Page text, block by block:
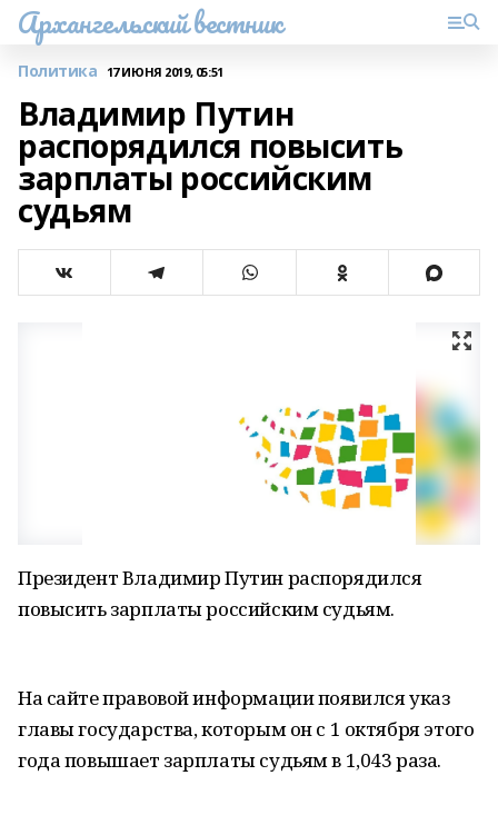
Архангельский вестник
Политика 17 ИЮНЯ 2019, 05:51
Владимир Путин
распорядился повысить
зарплаты российским
судьям
Президент Владимир Путин распорядился
повысить зарплаты российским судьям.
На сайте правовой информации появился указ
главы государства, которым он с 1 октября этого
года повышает зарплаты судьям в 1,043 раза.